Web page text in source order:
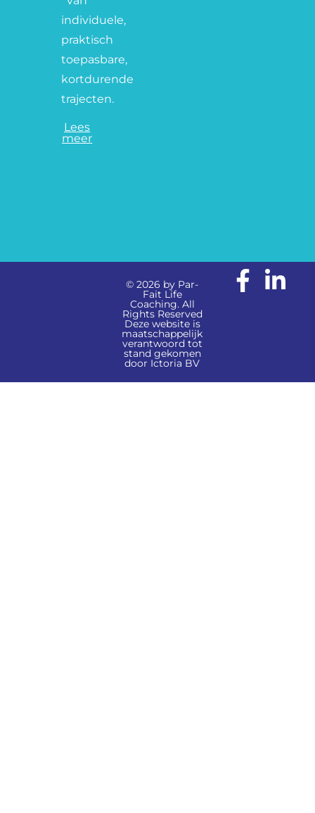
individuele,
praktisch
toepasbare,
kortdurende
trajecten.
Lees
meer
© 2026 by Par-
Fait Life
Coaching. All
Rights Reserved
Deze website is
maatschappelijk
verantwoord tot
stand gekomen
door Ictoria BV